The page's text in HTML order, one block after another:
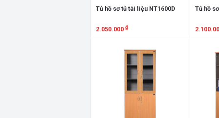
Tủ hồ sơ tủ tài liệu NT1600D
2.050.000 ₫
Tủ hồ